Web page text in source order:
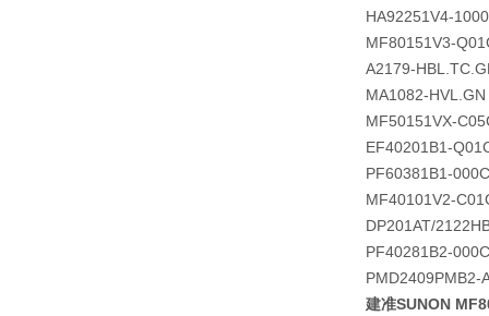
HA92251V4-
MF80151V3-
A2179-
MA1082-HVL.GN
MF50151VX-
EF40201B1-
PF60381B1-
MF40101V2-
DP201AT/
PF40281B2-
PMD2409PMB2-
建准SUNON